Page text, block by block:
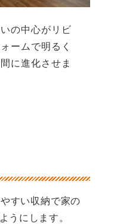
の中心がリビ
ームで明るく
に進化させま
すい収納で家の
うにします。